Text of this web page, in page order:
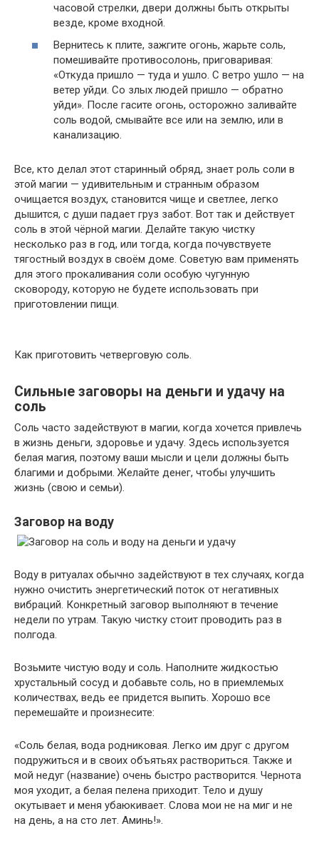
часовой стрелки, двери должны быть открыты
везде, кроме входной.
Вернитесь к плите, зажгите огонь, жарьте соль,
помешивайте противосолонь, приговаривая:
«Откуда пришло — туда и ушло. С ветро ушло — на
ветер уйди. Со злых людей пришло — обратно
уйди». После гасите огонь, осторожно заливайте
соль водой, смывайте все или на землю, или в
канализацию.
Все, кто делал этот старинный обряд, знает роль соли в
этой магии — удивительным и странным образом
очищается воздух, становится чище и светлее, легко
дышится, с души падает груз забот. Вот так и действует
соль в этой чёрной магии. Делайте такую чистку
несколько раз в год, или тогда, когда почувствуете
тягостный воздух в своём доме. Советую вам применять
для этого прокаливания соли особую чугунную
сковороду, которую не будете использовать при
приготовлении пищи.
Как приготовить четверговую соль.
Сильные заговоры на деньги и удачу на
соль
Соль часто задействуют в магии, когда хочется привлечь
в жизнь деньги, здоровье и удачу. Здесь используется
белая магия, поэтому ваши мысли и цели должны быть
благими и добрыми. Желайте денег, чтобы улучшить
жизнь (свою и семьи).
Заговор на воду
Воду в ритуалах обычно задействуют в тех случаях, когда
нужно очистить энергетический поток от негативных
вибраций. Конкретный заговор выполняют в течение
недели по утрам. Такую чистку стоит проводить раз в
полгода.
Возьмите чистую воду и соль. Наполните жидкостью
хрустальный сосуд и добавьте соль, но в приемлемых
количествах, ведь ее придется выпить. Хорошо все
перемешайте и произнесите:
«Соль белая, вода родниковая. Легко им друг с другом
подружиться и в своих объятьях раствориться. Также и
мой недуг (название) очень быстро растворится. Чернота
моя уходит, а белая пелена приходит. Тело и душу
окутывает и меня убаюкивает. Слова мои не на миг и не
на день, а на сто лет. Аминь!».